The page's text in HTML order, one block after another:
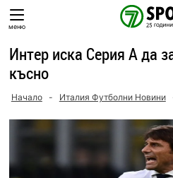
Skip
toменю
Интер иска Серия А да
късно
Начало - Италия Футболни Новини